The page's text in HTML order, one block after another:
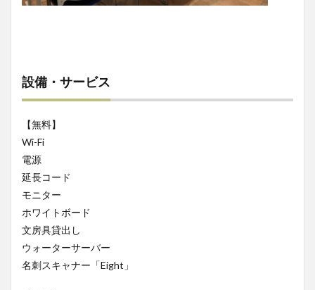
設備・サービス
【無料】
Wi-Fi
電源
延長コード
モニター
ホワイトボード
文房具貸出し
ウォーターサーバー
名刺スキャナー「Eight」